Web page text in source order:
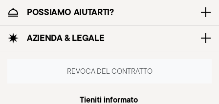
POSSIAMO AIUTARTI?
AZIENDA & LEGALE
REVOCA DEL CONTRATTO
Tieniti informato